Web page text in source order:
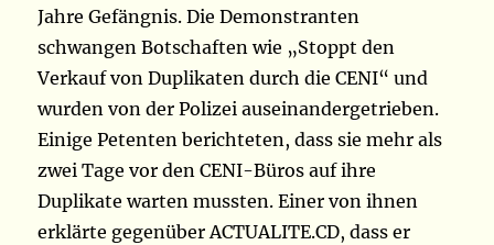
Jahre Gefängnis. Die Demonstranten
schwangen Botschaften wie „Stoppt den
Verkauf von Duplikaten durch die CENI“ und
wurden von der Polizei auseinandergetrieben.
Einige Petenten berichteten, dass sie mehr als
zwei Tage vor den CENI-Büros auf ihre
Duplikate warten mussten. Einer von ihnen
erklärte gegenüber ACTUALITE.CD, dass er